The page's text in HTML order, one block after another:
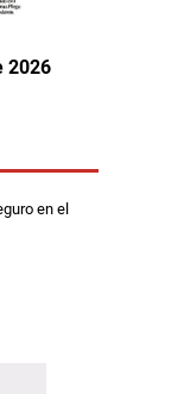
2026
en el